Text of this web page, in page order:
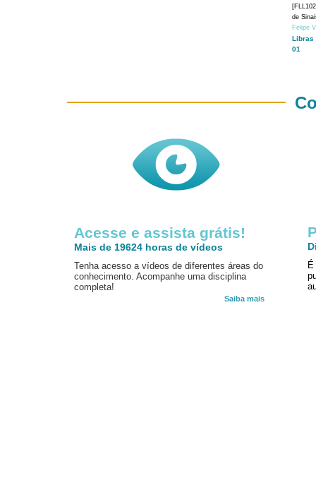
de
Felipe
Libras
01
Acesse e assista grátis!
Mais de 19624 horas de vídeos
Tenha acesso a vídeos de diferentes áreas do
conhecimento. Acompanhe uma disciplina
completa!
Saiba mais